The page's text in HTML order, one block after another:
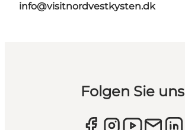
info@visitnordvestkysten.dk
Folgen Sie uns